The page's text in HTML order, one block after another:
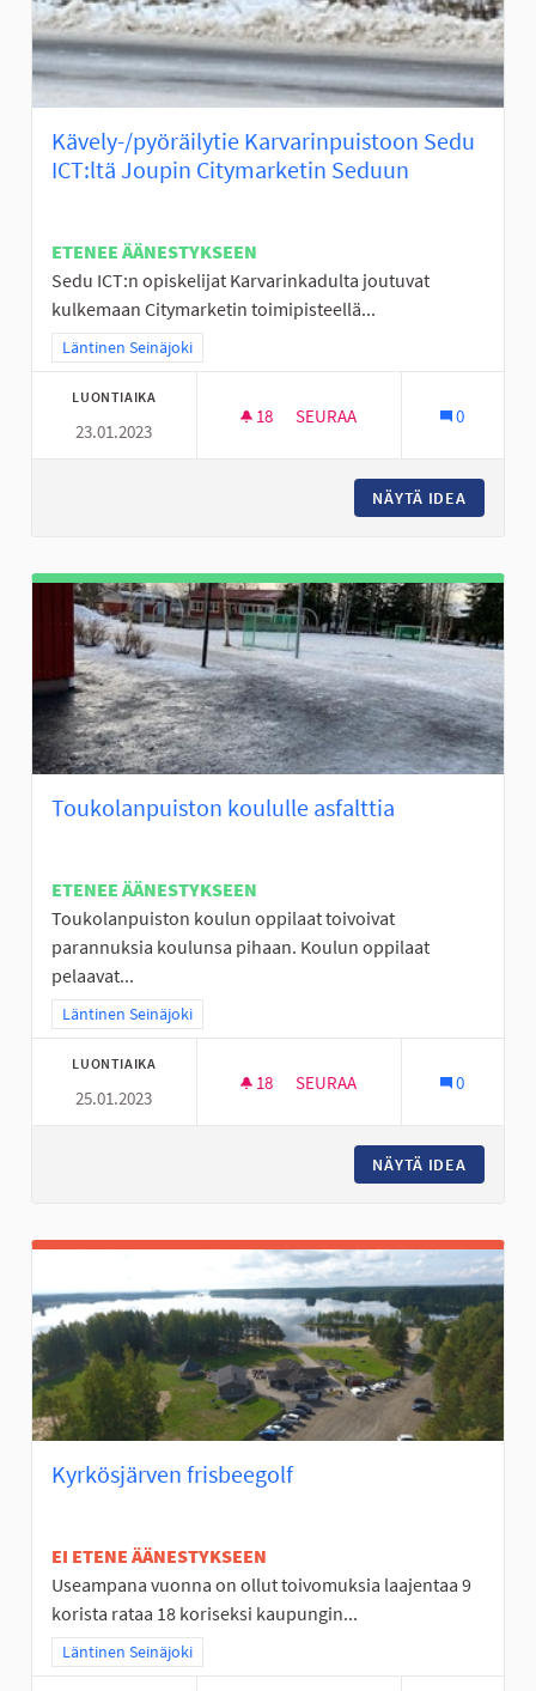
Kävely-/pyöräilytie Karvarinpuistoon Sedu
ICT:ltä Joupin Citymarketin Seduun
ETENEE ÄÄNESTYKSEEN
Sedu ICT:n opiskelijat Karvarinkadulta joutuvat
kulkemaan Citymarketin toimipisteellä...
Rajaa tulokset teeman mukaan: Läntinen Seinäjoki
Läntinen Seinäjoki
LUONTIAIKA
23.01.2023
18 18 SEURAAJAA
SEURAA 0
NÄYTÄ IDEA
Toukolanpuiston koululle asfalttia
ETENEE ÄÄNESTYKSEEN
Toukolanpuiston koulun oppilaat toivoivat
parannuksia koulunsa pihaan. Koulun oppilaat
pelaavat...
Rajaa tulokset teeman mukaan: Läntinen Seinäjoki
Läntinen Seinäjoki
LUONTIAIKA
25.01.2023
18 18 SEURAAJAA
SEURAA 0
NÄYTÄ IDEA
Kyrkösjärven frisbeegolf
EI ETENE ÄÄNESTYKSEEN
Useampana vuonna on ollut toivomuksia laajentaa 9
korista rataa 18 koriseksi kaupungin...
Rajaa tulokset teeman mukaan: Läntinen Seinäjoki
Läntinen Seinäjoki